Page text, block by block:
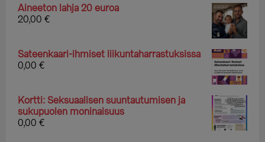
Aineeton lahja 20 euroa
20,00 €
Sateenkaari-ihmiset liikuntaharrastuksissa
0,00 €
Kortti: Seksuaalisen suuntautumisen ja
sukupuolen moninaisuus
0,00 €